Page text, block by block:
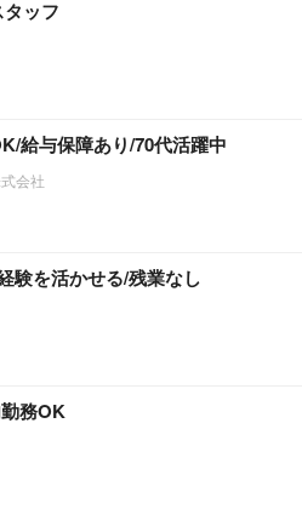
ッフ
給与保障あり/70代活躍中
会社
験を活かせる/残業なし
務OK